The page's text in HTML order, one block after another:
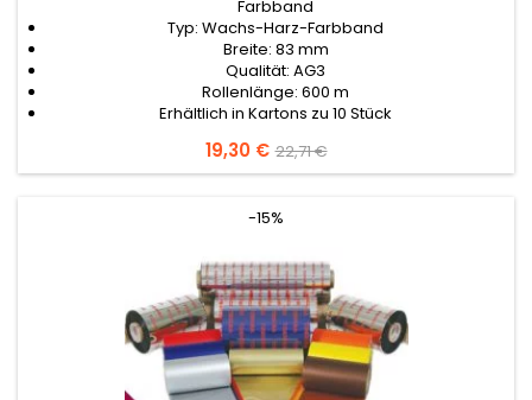
Farbband
Typ: Wachs-Harz-Farbband
Breite: 83 mm
Qualität: AG3
Rollenlänge: 600 m
Erhältlich in Kartons zu 10 Stück
Preis
19,30 € Verkaufspreis
22,71 €
-15%